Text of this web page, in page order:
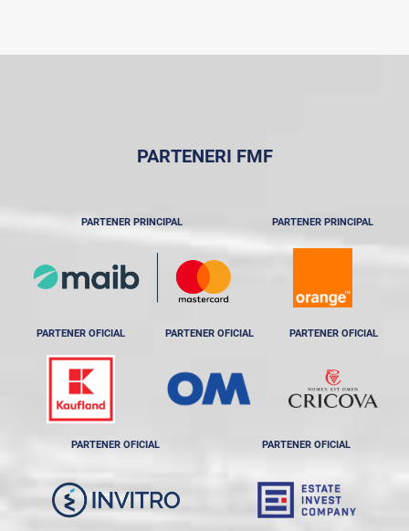
PARTENERI FMF
PARTENER PRINCIPAL PARTENER PRINCIPAL
PARTENER OFICIAL PARTENER OFICIAL PARTENER OFICIAL
PARTENER OFICIAL PARTENER OFICIAL